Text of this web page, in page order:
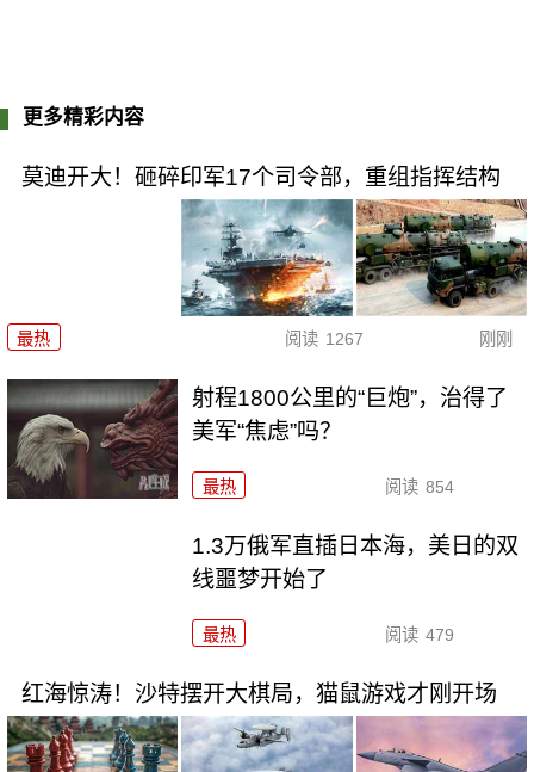
更多精彩内容
莫迪开大！砸碎印军17个司令部，重组指挥结构
最热 阅读 1267 刚刚
射程1800公里的“巨炮”，治得了
美军“焦虑”吗？
最热 阅读 854
1.3万俄军直插日本海，美日的双
线噩梦开始了
最热 阅读 479
红海惊涛！沙特摆开大棋局，猫鼠游戏才刚开场